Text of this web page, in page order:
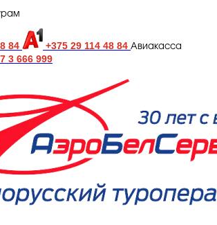
84 +375 29 114 48 84 Авиакасса
3 666 999